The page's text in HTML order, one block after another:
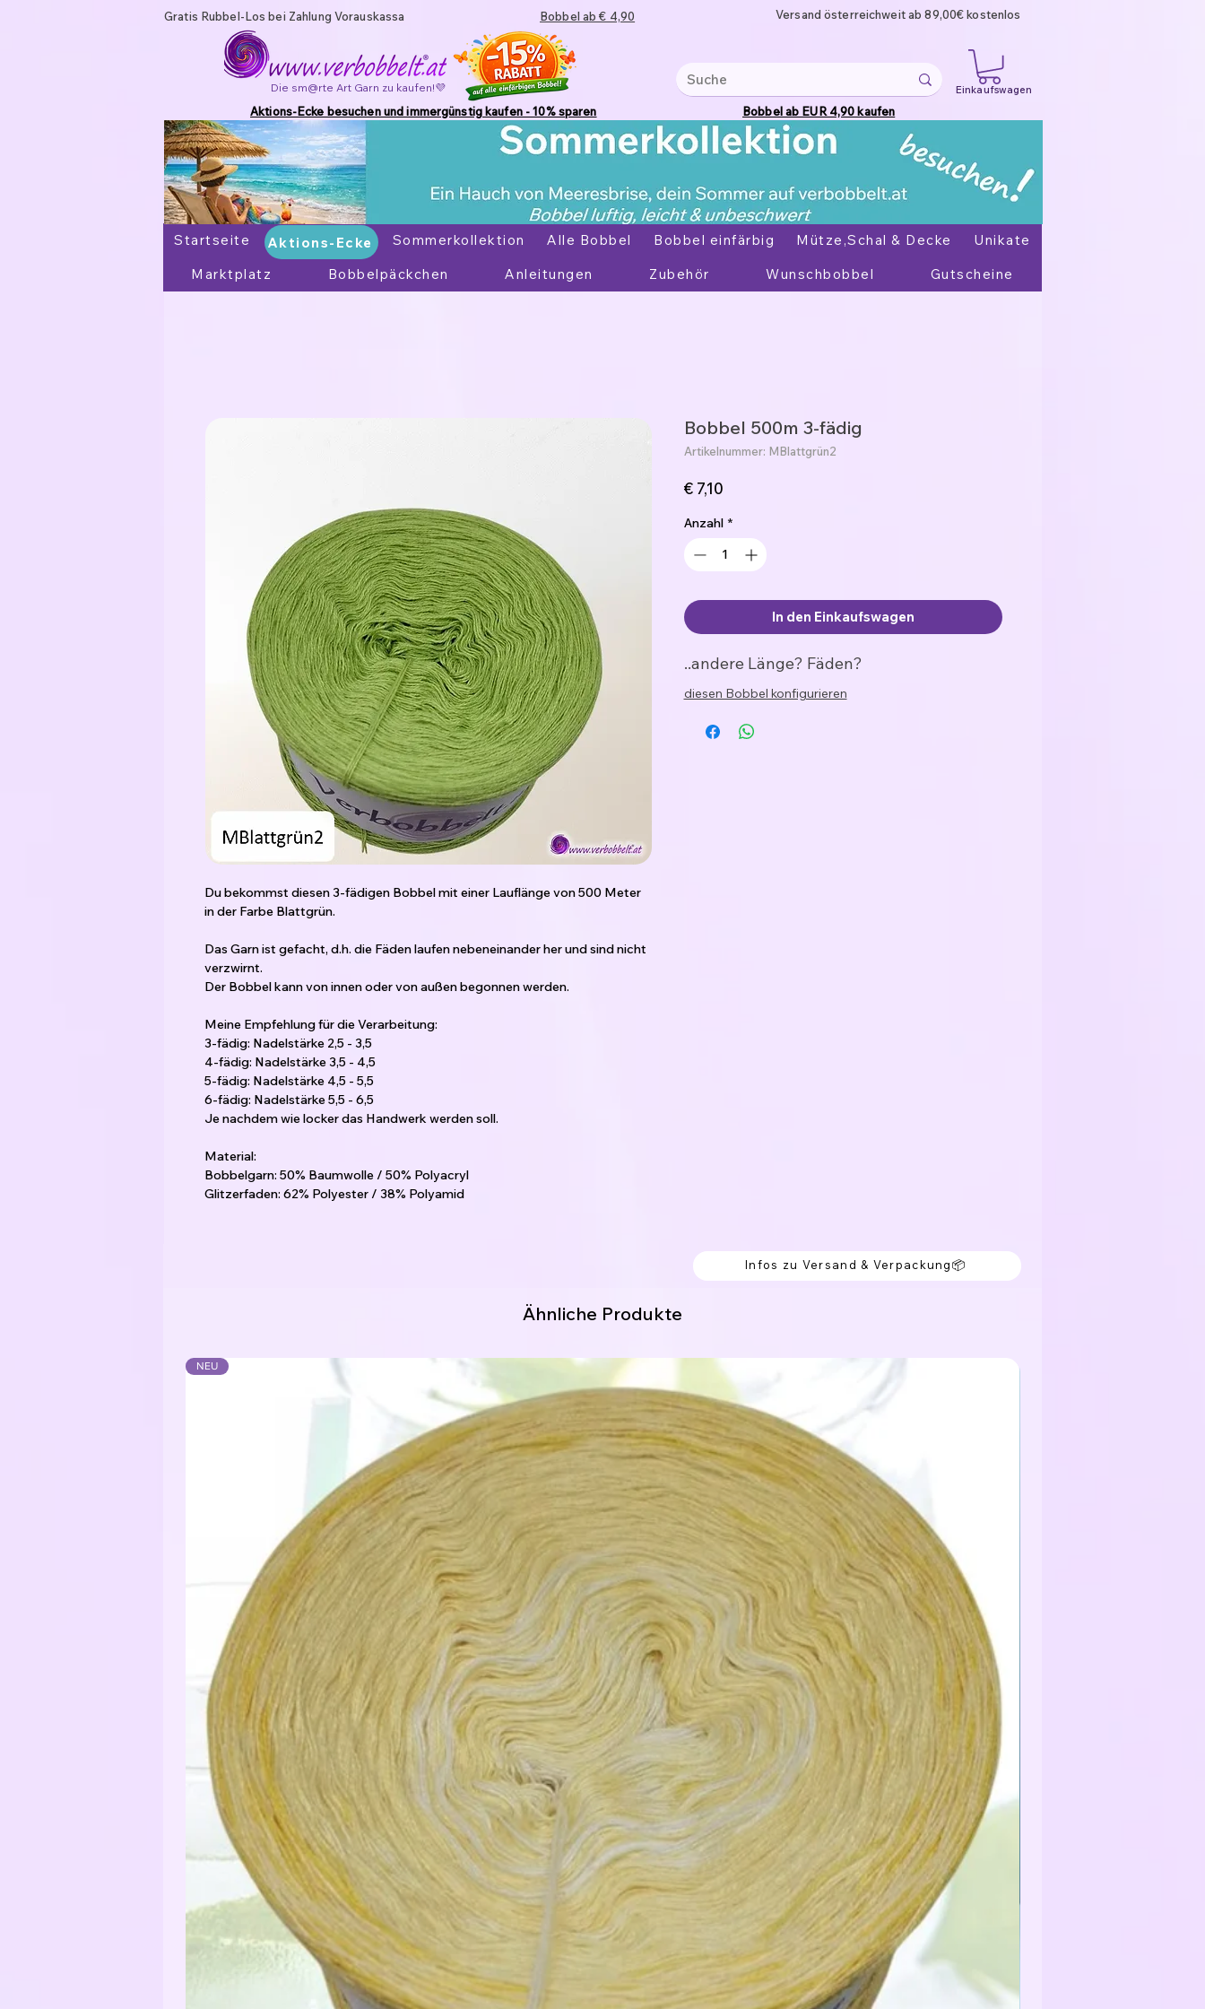
Gratis Rubbel-Los bei Zahlung Vorauskassa Bobbel ab € 4,90 Versand österreichweit ab 89,00€ kostenlos
Die sm@rte Art Garn zu kaufen!💜 Einkaufswagen
Aktions-Ecke besuchen und immergünstig kaufen - 10% sparen Bobbel ab EUR 4,90 kaufen
Startseite Aktions-Ecke Sommerkollektion Alle Bobbel Bobbel einfärbig Mütze,Schal & Decke
Unikate
Marktplatz
Bobbelpäckchen Anleitungen Zubehör Wunschbobbel Gutscheine
Aktions-Ecke
Du bekommst diesen 3-fädigen Bobbel mit einer Lauflänge von 500 Meter
in der Farbe Blattgrün.
Das Garn ist gefacht, d.h. die Fäden laufen nebeneinander her und sind nicht
verzwirnt.
Der Bobbel kann von innen oder von außen begonnen werden.
Meine Empfehlung für die Verarbeitung:
3-fädig: Nadelstärke 2,5 - 3,5
4-fädig: Nadelstärke 3,5 - 4,5
5-fädig: Nadelstärke 4,5 - 5,5
6-fädig: Nadelstärke 5,5 - 6,5
Je nachdem wie locker das Handwerk werden soll.
Material:
Bobbelgarn: 50% Baumwolle / 50% Polyacryl
Glitzerfaden: 62% Polyester / 38% Polyamid
Bobbel 500m 3-fädig
Artikelnummer: MBlattgrün2
€ 7,10Preis
Anzahl *
In den Einkaufswagen
..andere Länge? Fäden?
diesen Bobbel konfigurieren
Infos zu Versand & Verpackung📦
Ähnliche Produkte
NEU